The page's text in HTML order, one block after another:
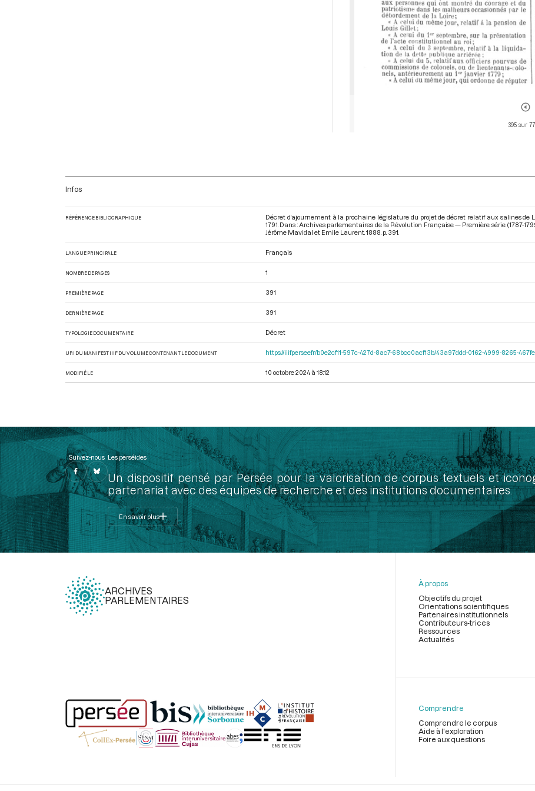
395 sur
Infos
RÉFÉRENCE BIBLIOGRAPHIQUE
Décret d'ajournement à la prochaine législature du projet de décret relatif aux salines de
1791. Dans : Archives parlementaires de la Révolution Française — Première série (1787-
Jérôme Mavidal et Emile Laurent. 1888. p. 391.
LANGUE PRINCIPALE Français
NOMBRE DE PAGES 1
PREMIÈRE PAGE 391
DERNIÈRE PAGE 391
TYPOLOGIE DOCUMENTAIRE Décret
URI DU MANIFEST IIIF DU VOLUME CONTENANT LE DOCUMENT https://iiif.persee.fr/b0e2cf11-597c-427d-8ac7-68bcc0acf13b/43a97ddd-0162-4999-8265-
MODIFIÉ LE 10 octobre 2024 à 18:12
Suivez-nous Les perséides
Un dispositif pensé par Persée pour la valorisation de corpus textuels et
partenariat avec des équipes de recherche et des institutions documentaires.
En savoir plus
ARCHIVES
PARLEMENTAIRES
page
À propos
Objectifs du projet
Orientations scientifiques
Partenaires institutionnels
Contributeurs-trices
Ressources
Actualités
Comprendre
Comprendre le corpus
Aide à l'exploration
Foire aux questions
Légal